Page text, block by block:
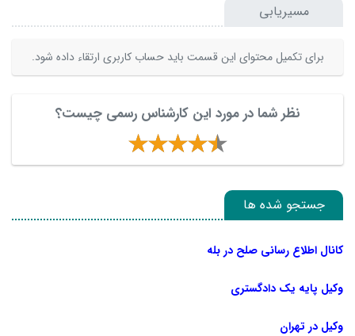
مسیریابی
برای تکمیل محتوای این قسمت باید حساب کاربری ارتقاء داده شود.
نظر شما در مورد این کارشناس رسمی چیست؟
جستجو شده ها
کانال اطلاع رسانی صلح در بله
وکیل پایه یک دادگستری
وکیل در تهران